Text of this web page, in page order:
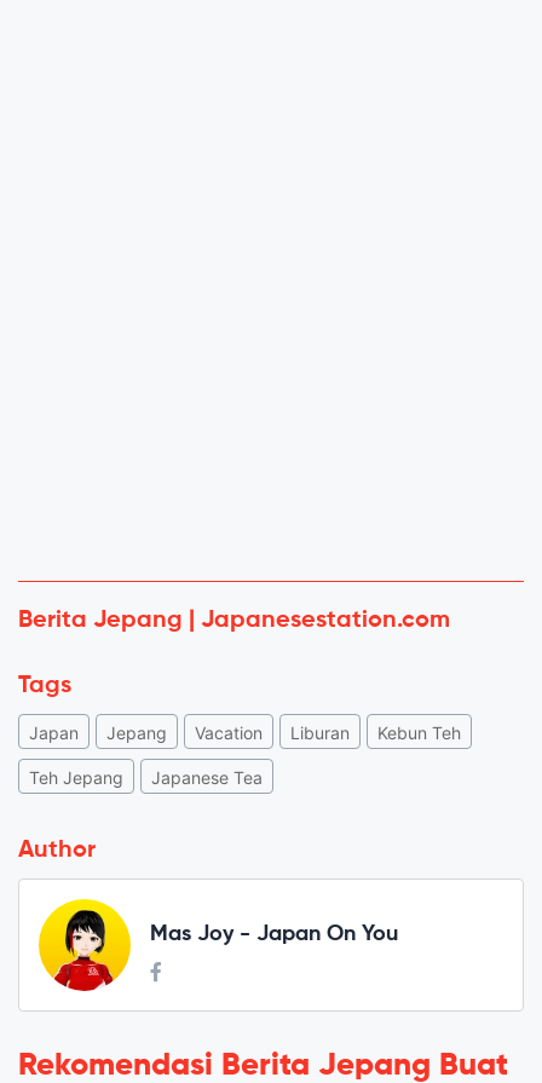
Berita Jepang | Japanesestation.com
Tags
Japan Jepang Vacation Liburan Kebun Teh
Teh Jepang Japanese Tea
Author
Mas Joy - Japan On You
Rekomendasi Berita Jepang Buat